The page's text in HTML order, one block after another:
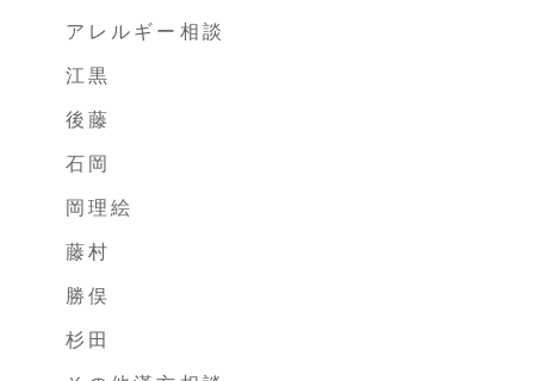
アレルギー相談
江黒
後藤
石岡
岡理絵
藤村
勝俣
杉田